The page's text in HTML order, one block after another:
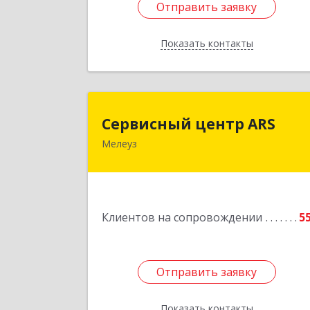
Отправить заявку
Показать контакты
Отправить заявку
Назад
Сервисный центр ARS
Мелеуз
Клиентов на сопровождении
Отправить заявку
Сервисный центр ARS
Отправить заявку